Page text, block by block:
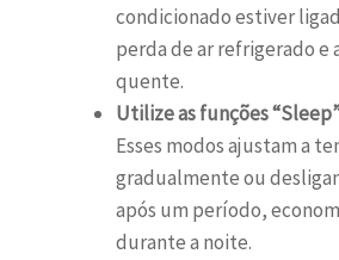
condicionado estiver
perda de ar refrigerado e
quente.
Utilize as funções
Esses modos ajustam a
gradualmente ou
após um período,
durante a noite.